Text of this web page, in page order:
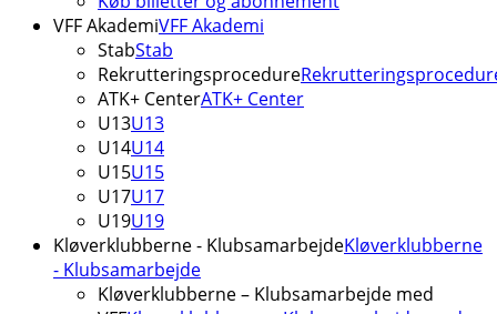
VFF AkademiVFF Akademi
StabStab
Rekrutteringsprocedure
ATK+ CenterATK+ Center
U13U13
U14U14
U15U15
U17U17
U19U19
Kløverklubberne - KlubsamarbejdeKløverklubberne
- Klubsamarbejde
Kløverklubberne – Klubsamarbejde med